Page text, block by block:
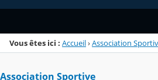
Vous êtes ici : Accueil›Association
Association Sportive